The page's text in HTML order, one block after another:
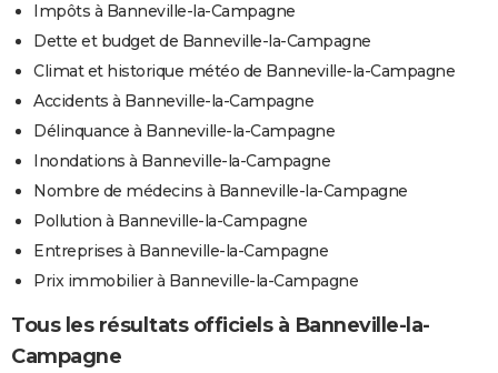
Impôts à Banneville-la-Campagne
Dette et budget de Banneville-la-Campagne
Climat et historique météo de Banneville-la-Campagne
Accidents à Banneville-la-Campagne
Délinquance à Banneville-la-Campagne
Inondations à Banneville-la-Campagne
Nombre de médecins à Banneville-la-Campagne
Pollution à Banneville-la-Campagne
Entreprises à Banneville-la-Campagne
Prix immobilier à Banneville-la-Campagne
Tous les résultats officiels à Banneville-la-
Campagne